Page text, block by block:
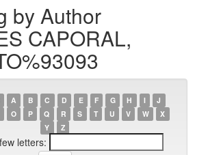
by Author
CAPORAL,
A B C D E F G H I
J
O P Q R S T U V W
X
Y
Z
letters: